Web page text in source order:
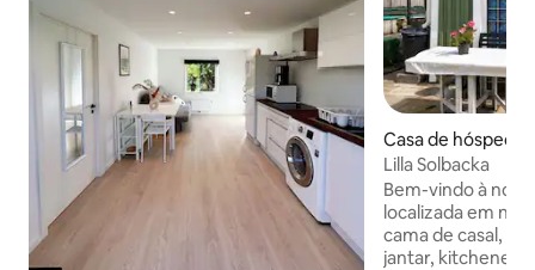
Casa de
Lilla Solbacka
Bem-vindo à
localizada em
cama de casal,
jantar,